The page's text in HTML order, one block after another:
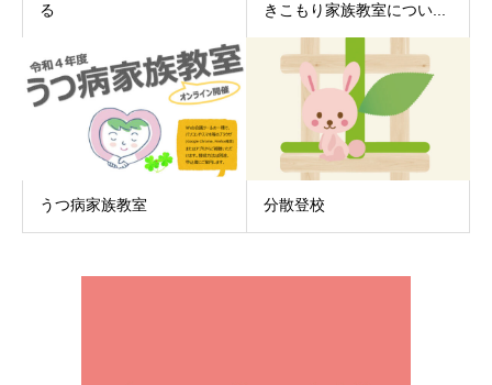
る
きこもり家族教室につい...
うつ病家族教室 分散登校